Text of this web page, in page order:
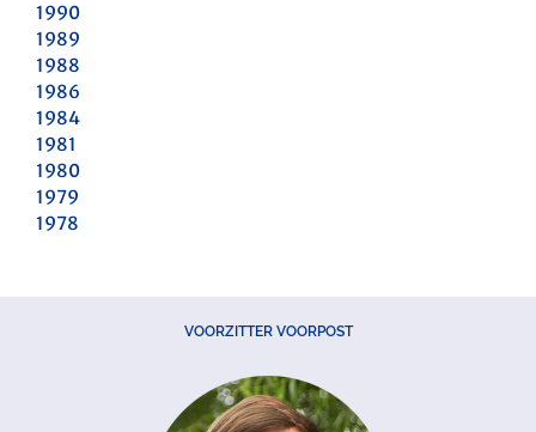
1990
1989
1988
1986
1984
1981
1980
1979
1978
VOORZITTER VOORPOST